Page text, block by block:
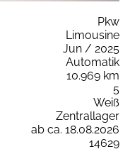
Pkw
Limousine
Jun / 2025
Automatik
10.969 km
5
Weiß
Zentrallager
ab ca. 18.08.2026
14629